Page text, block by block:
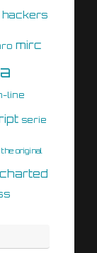
hackers
mirc
line
serie
the original